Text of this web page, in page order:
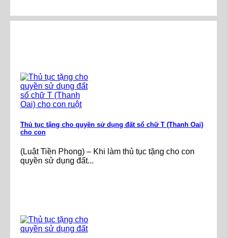
Thủ tục tặng cho quyền sử dụng đất sổ chữ T (Thanh Oai)
cho con
(Luật Tiền Phong) – Khi làm thủ tục tặng cho con
quyền sử dụng đất...